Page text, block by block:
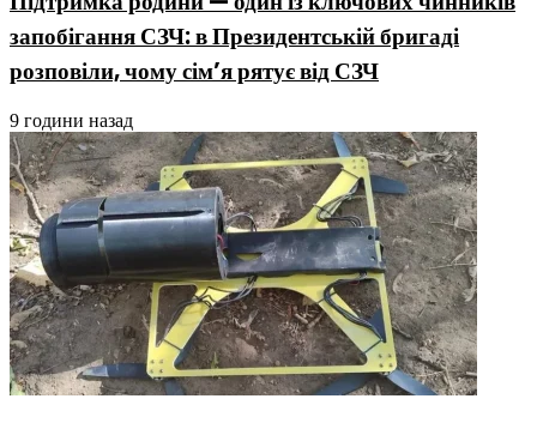
запобігання СЗЧ: в Президентській бригаді
розповіли, чому сім’я рятує від СЗЧ
9 години назад